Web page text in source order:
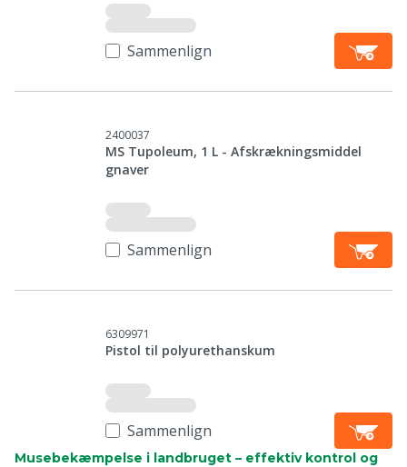
Sammenlign
2400037
MS Tupoleum, 1 L - Afskrækningsmiddel
gnaver
Sammenlign
6309971
Pistol til polyurethanskum
Sammenlign
Musebekæmpelse i landbruget – effektiv kontrol og